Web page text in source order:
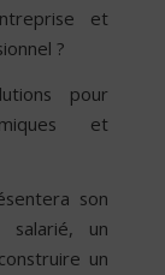
et
?
pour
et
son
salarié, un
un